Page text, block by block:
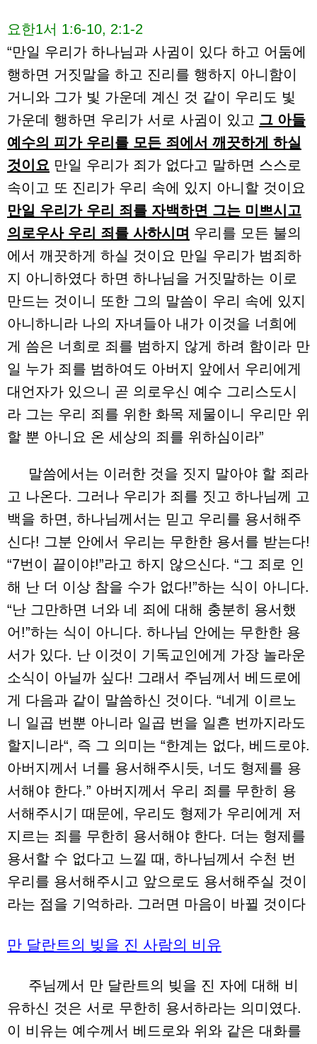
요한1서 1:6-10, 2:1-2
“만일 우리가 하나님과 사귐이 있다 하고 어둠에
행하면 거짓말을 하고 진리를 행하지 아니함이
거니와 그가 빛 가운데 계신 것 같이 우리도 빛
가운데 행하면 우리가 서로 사귐이 있고 그 아들
예수의 피가 우리를 모든 죄에서 깨끗하게 하실
것이요 만일 우리가 죄가 없다고 말하면 스스로
속이고 또 진리가 우리 속에 있지 아니할 것이요
만일 우리가 우리 죄를 자백하면 그는 미쁘시고
의로우사 우리 죄를 사하시며 우리를 모든 불의
에서 깨끗하게 하실 것이요 만일 우리가 범죄하
지 아니하였다 하면 하나님을 거짓말하는 이로
만드는 것이니 또한 그의 말씀이 우리 속에 있지
아니하니라 나의 자녀들아 내가 이것을 너희에
게 씀은 너희로 죄를 범하지 않게 하려 함이라 만
일 누가 죄를 범하여도 아버지 앞에서 우리에게
대언자가 있으니 곧 의로우신 예수 그리스도시
라 그는 우리 죄를 위한 화목 제물이니 우리만 위
할 뿐 아니요 온 세상의 죄를 위하심이라”
말씀에서는 이러한 것을 짓지 말아야 할 죄라
고 나온다. 그러나 우리가 죄를 짓고 하나님께 고
백을 하면, 하나님께서는 믿고 우리를 용서해주
신다! 그분 안에서 우리는 무한한 용서를 받는다!
“7번이 끝이야!”라고 하지 않으신다. “그 죄로 인
해 난 더 이상 참을 수가 없다!”하는 식이 아니다.
“난 그만하면 너와 네 죄에 대해 충분히 용서했
어!”하는 식이 아니다. 하나님 안에는 무한한 용
서가 있다. 난 이것이 기독교인에게 가장 놀라운
소식이 아닐까 싶다! 그래서 주님께서 베드로에
게 다음과 같이 말씀하신 것이다. “네게 이르노
니 일곱 번뿐 아니라 일곱 번을 일흔 번까지라도
할지니라“, 즉 그 의미는 “한계는 없다, 베드로야.
아버지께서 너를 용서해주시듯, 너도 형제를 용
서해야 한다.” 아버지께서 우리 죄를 무한히 용
서해주시기 때문에, 우리도 형제가 우리에게 저
지르는 죄를 무한히 용서해야 한다. 더는 형제를
용서할 수 없다고 느낄 때, 하나님께서 수천 번
우리를 용서해주시고 앞으로도 용서해주실 것이
라는 점을 기억하라. 그러면 마음이 바뀔 것이다
만 달란트의 빚을 진 사람의 비유
주님께서 만 달란트의 빚을 진 자에 대해 비
유하신 것은 서로 무한히 용서하라는 의미였다.
이 비유는 예수께서 베드로와 위와 같은 대화를